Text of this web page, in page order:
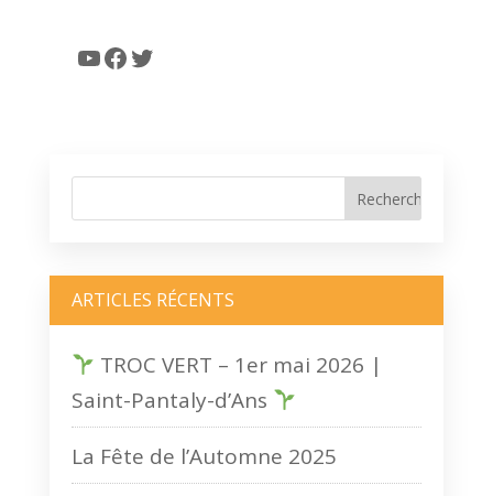
YouTube
Facebook
Twitter
ARTICLES RÉCENTS
TROC VERT – 1er mai 2026 |
Saint-Pantaly-d’Ans
La Fête de l’Automne 2025